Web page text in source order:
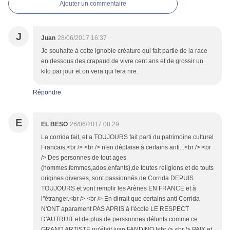
Ajouter un commentaire
J Juan 28/06/2017 16:37
Je souhaite à cette ignoble créature qui fait partie de la race
en dessous des crapaud de vivre cent ans et de grossir un
kilo par jour et on vera qui fera rire.
Répondre
E EL BESO 26/06/2017 08:29
La corrida fait, et a TOUJOURS fait parti du patrimoine culturel
Francais,<br /> <br /> n'en déplaise à certains anti...<br /> <br
/> Des personnes de tout ages
(hommes,femmes,ados,enfants),de toutes religions et de touts
origines diverses, sont passionnés de Corrida DEPUIS
TOUJOURS et vont remplir les Arènes EN FRANCE et à
l''étranger.<br /> <br /> En dirrait que certains anti Corrida
N'ONT aparament PAS APRIS à l'école LE RESPECT
D'AUTRUIT et de plus de perssonnes défunts comme ce